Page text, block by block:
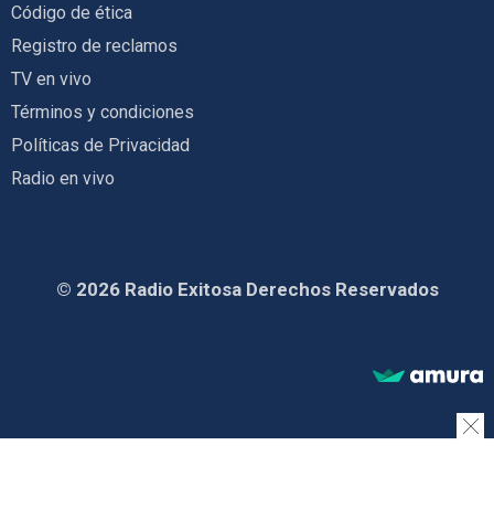
Código de ética
Registro de reclamos
TV en vivo
Términos y condiciones
Políticas de Privacidad
Radio en vivo
© 2026 Radio Exitosa Derechos Reservados